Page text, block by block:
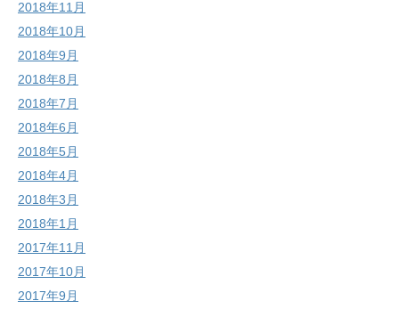
2018年11月
2018年10月
2018年9月
2018年8月
2018年7月
2018年6月
2018年5月
2018年4月
2018年3月
2018年1月
2017年11月
2017年10月
2017年9月